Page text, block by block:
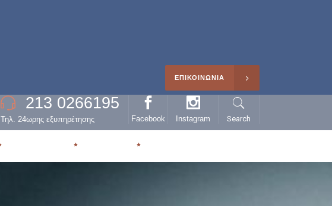
213 0266195
Τηλ. 24ωρης εξυπηρέτησης Facebook Instagram Search
ΕΠΙΚΟΙΝΩΝΙΑ